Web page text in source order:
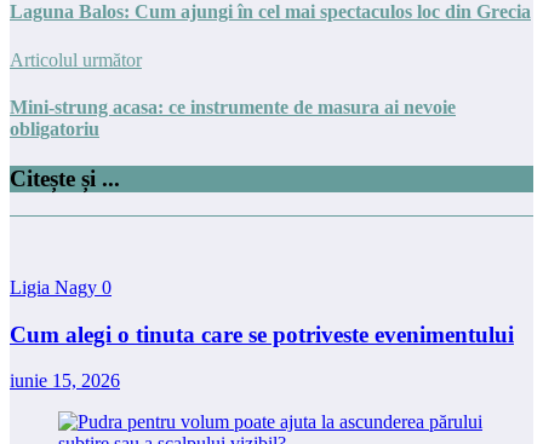
Laguna Balos: Cum ajungi în cel mai spectaculos loc din Grecia
Articolul următor
Mini-strung acasa: ce instrumente de masura ai nevoie
obligatoriu
Citește și ...
Ligia Nagy 0
Cum alegi o tinuta care se potriveste evenimentului
iunie 15, 2026